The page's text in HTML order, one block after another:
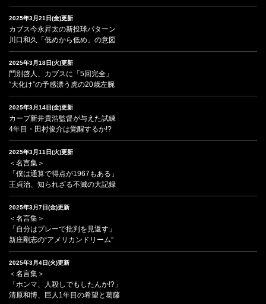
2025年3月21日(金)更新
カブス今永昇太の新投球パターン
川口和久「低めから低め」の意図
2025年3月18日(火)更新
門別啓人、カブスに「5回完全」
“大化け”の予感漂う虎の20歳左腕
2025年3月14日(金)更新
カープ新井貴浩監督が与えた試練
4年目・田村俊介は覚醒するか!?
2025年3月11日(火)更新
＜名言集＞
「僕は通算で得点が1967もある」
王貞治、知られざる不滅の大記録
2025年3月7日(金)更新
＜名言集＞
「自分はプレーで批判を見返す」
新庄剛志の“アメリカンドリーム”
2025年3月4日(火)更新
＜名言集＞
「ホンマ、人殺しでもしたんか!?」
清原和博、巨人1年目の希望と葛藤